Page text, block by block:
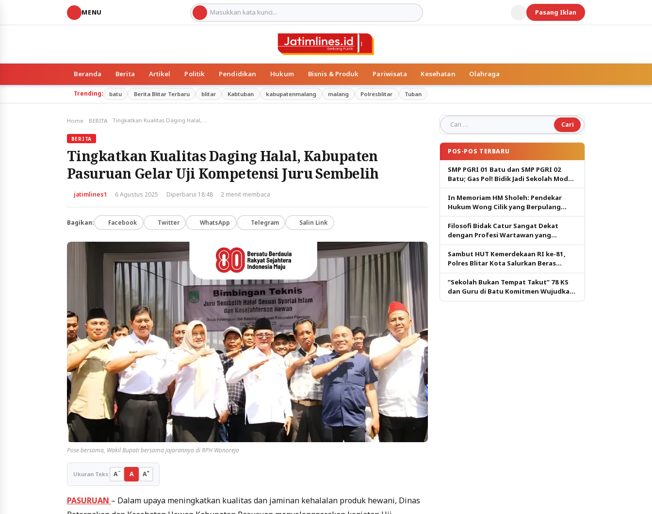
MENU Pasang Iklan
Beranda Berita Artikel Politik Pendidikan Hukum Bisnis & Produk Pariwisata Kesehatan Olahraga
Trending: batu Berita Blitar Terbaru blitar Kabtuban kabupatenmalang malang Polresblitar Tuban
Home BERITA
BERITA
Tingkatkan Kualitas Daging Halal, Kabupaten
Pasuruan Gelar Uji Kompetensi Juru Sembelih
jatimlines1· 6 Agustus 2025· Diperbarui 18:48· 2 menit membaca
Bagikan: Facebook Twitter WhatsApp Telegram Salin Link
Pose bersama, Wakil Bupati bersama jajarannya di RPH Wonorejo
Ukuran Teks: A− A A+
PASURUAN – Dalam upaya meningkatkan kualitas dan jaminan kehalalan produk hewani, Dinas
Cari untuk:
POS-POS TERBARU
SMP PGRI 01 Batu dan SMP PGRI 02
Batu; Gas Pol! Bidik Jadi Sekolah Model
PM dan KKA Pertama di Kota Batu
In Memoriam HM Sholeh: Pendekar
Hukum Wong Cilik yang Berpulang
dalam Ketulusan
Filosofi Bidak Catur Sangat Dekat
dengan Profesi Wartawan yang
Dituntut Berpikir Kritis
Sambut HUT Kemerdekaan RI ke-81,
Polres Blitar Kota Salurkan Beras
dalam Gerakan Pangan Murah
“Sekolah Bukan Tempat Takut” 78 KS
dan Guru di Batu Komitmen Wujudkan
Budaya Aman dan Nyaman